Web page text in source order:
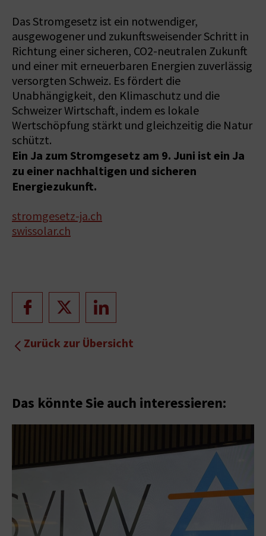
Das Stromgesetz ist ein notwendiger,
ausgewogener und zukunftsweisender Schritt in
Richtung einer sicheren, CO2-neutralen Zukunft
und einer mit erneuerbaren Energien zuverlässig
versorgten Schweiz. Es fördert die
Unabhängigkeit, den Klimaschutz und die
Schweizer Wirtschaft, indem es lokale
Wertschöpfung stärkt und gleichzeitig die Natur
schützt.
Ein Ja zum Stromgesetz am 9. Juni ist ein Ja
zu einer nachhaltigen und sicheren
Energiezukunft.
stromgesetz-ja.ch
swissolar.ch
Zurück zur Übersicht
Das könnte Sie auch interessieren: